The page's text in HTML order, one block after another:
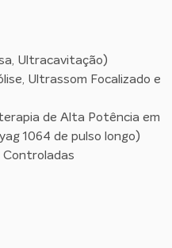
Ultracavitação)
Ultrassom Focalizado e
de Alta Potência em
1064 de pulso longo)
Controladas